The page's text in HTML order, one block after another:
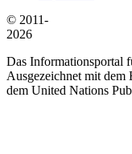
© 2011-
2026
Das Informationsportal
Ausgezeichnet mit dem
dem United Nations